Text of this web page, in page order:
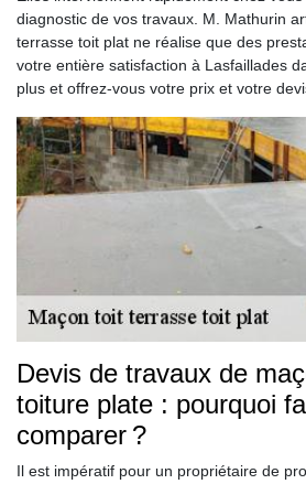
diagnostic de vos travaux. M. Mathurin
terrasse toit plat ne réalise que des
votre entière satisfaction à Lasfaillades
plus et offrez-vous votre prix et votre
Devis de travaux de
toiture plate : pourquoi
comparer ?
Il est impératif pour un propriétaire de